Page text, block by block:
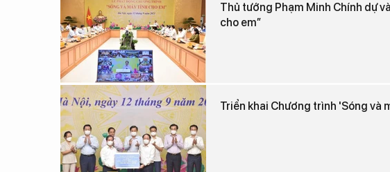
Thủ tướng Phạm Minh Chính dự
cho em”
Triển khai Chương trình 'Sóng và